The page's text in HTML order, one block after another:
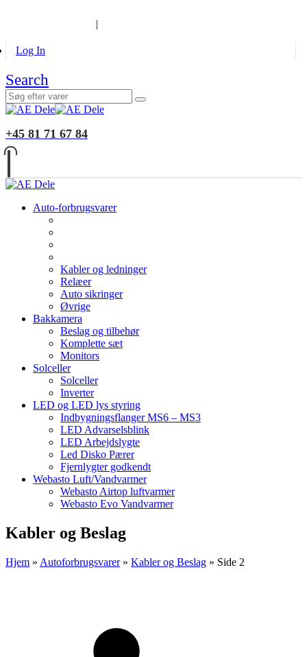
|
Log In
Search
+45 81 71 67 84
Auto-forbrugsvarer
Kabler og ledninger
Relæer
Auto sikringer
Øvrige
Bakkamera
Beslag og tilbehør
Komplette sæt
Monitors
Solceller
Solceller
Inverter
LED og LED lys styring
Indbygningsflanger MS6 – MS3
LED Advarselsblink
LED Arbejdslygte
Led Disko Pærer
Fjernlygter godkendt
Webasto Luft/Vandvarmer
Webasto Airtop luftvarmer
Webasto Evo Vandvarmer
Kabler og Beslag
Hjem » Autoforbrugsvarer» Kabler og Beslag » Side 2